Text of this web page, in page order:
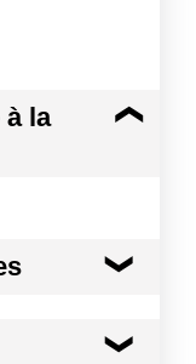
à la
acide oléique,